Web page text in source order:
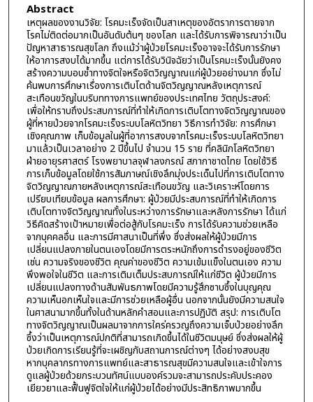
Abstract
เหตุผลของงานวิจัย: โรคมะเร็งจัดเป็นสาเหตุของอัตราการตายจาก
โรคไม่ติดต่อมากเป็นอันดับต้นๆ ของโลก และได้รับการพิจารณาว่าเป็น
ปัญหาสาธารณสุขโลก ถึงแม้ว่าผู้ป่วยโรคมะเร็งอาจจะได้รับการรักษา
ให้อาการสงบได้มากขึ้น แต่การได้รับวินิจฉัยว่าเป็นโรคมะเร็งนั้นยังคง
สร้างความบอบช้ำทางจิตใจหรือจิตวิญญาณแก่ผู้ป่วยอย่างมาก ซึ่งไม่
ค้นพบการศึกษาเรื่องการเติบโตด้านจิตวิญญาณหลังเหตุการณ์
สะเทือนขวัญในบริบททางการแพทย์ของประเทศไทย วัตถุประสงค์:
เพื่อให้ทราบถึงประสบการณ์ที่ทำให้เกิดการเติบโตทางจิตวิญญาณของ
ผู้ที่หายป่วยจากโรคมะเร็งระบบโลหิตวิทยา วิธีการทำวิจัย: การศึกษา
เชิงคุณภาพ เก็บข้อมูลในผู้ที่อาการสงบจากโรคมะเร็งระบบโลหิตวิทยา
มาแล้วเป็นเวลาอย่าง 2 ปีขึ้นไป จำนวน 15 ราย ที่คลินิกโลหิตวิทยา
ฝ่ายอายุรศาสตร์ โรงพยาบาลจุฬาลงกรณ์ สภากาชาดไทย โดยใช้วิธี
การเก็บข้อมูลโดยใช้การสัมภาษณ์เชิงลึกมุ่งประเด็นไปที่การเติบโตทาง
จิตวิญญาณภายหลังเหตุการณ์สะเทือนขวัญ และวิเคราะห์โดยการ
เปรียบเทียบข้อมูล ผลการศึกษา: ผู้ป่วยมีประสบการณ์ที่ทำให้เกิดการ
เติบโตทางจิตวิญญาณทั้งในระหว่างการรักษาและหลังการรักษา ได้แก่
วิธีคิดสร้างเป้าหมายเพื่อต่อสู้กับโรคมะเร็ง การได้รับความช่วยเหลือ
จากบุคคลอื่น และการมีศาสนาเป็นที่พึ่ง ซึ่งส่งผลให้ผู้ป่วยมีการ
เปลี่ยนแปลงภายในตนเองโดยมีการตระหนักถึงการดำรงอยู่ของชีวิต
เช่น ความจริงของชีวิต คุณค่าของชีวิต ความเข้มแข็งในตนเอง ความ
พึงพอใจในชีวิต และการเติมเต็มประสบการณ์ให้แก่ชีวิต ผู้ป่วยมีการ
เปลี่ยนแปลงทางด้านสัมพันธภาพโดยมีความรู้สึกซาบซึ้งในบุญคุณ
ความเห็นอกเห็นใจและมีการช่วยเหลือผู้อื่น นอกจากนั้นยังมีความสนใจ
ในศาสนามากขึ้นทั้งในด้านหลักคำสอนและการปฏิบัติ สรุป: การเติบโต
ทางจิตวิญญาณเป็นผลมาจากการใคร่ครวญถึงความเจ็บป่วยอย่างลึก
ซึ้งว่าเป็นเหตุการณ์ปกติที่สามารถเกิดขึ้นได้ในชีวิตมนุษย์ ซึ่งส่งผลให้ผู้
ป่วยเกิดการเรียนรู้ที่จะเผชิญกับสถานการณ์ต่างๆ ได้อย่างสงบสุข
หากบุคลากรทางการแพทย์และสาธารณสุขมีความสนใจและเข้าใจการ
ดูแลผู้ป่วยด้วยกระบวนทัศน์แบบองค์รวมจะสามารถประคับประคอง
เยียวยาและฟื้นฟูจิตใจให้แก่ผู้ป่วยได้อย่างมีประสิทธิภาพมากขึ้น